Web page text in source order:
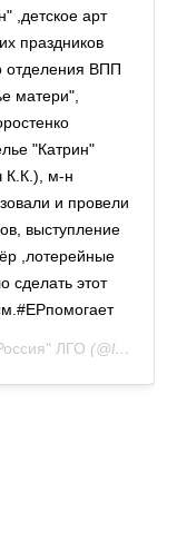
,детское арт
праздников
отделения ВПП
матери",
"Катрин"
К.К.), м-н
и провели
выступление
,лотерейные
сделать этот
ЛГО (@les_er_pk) on